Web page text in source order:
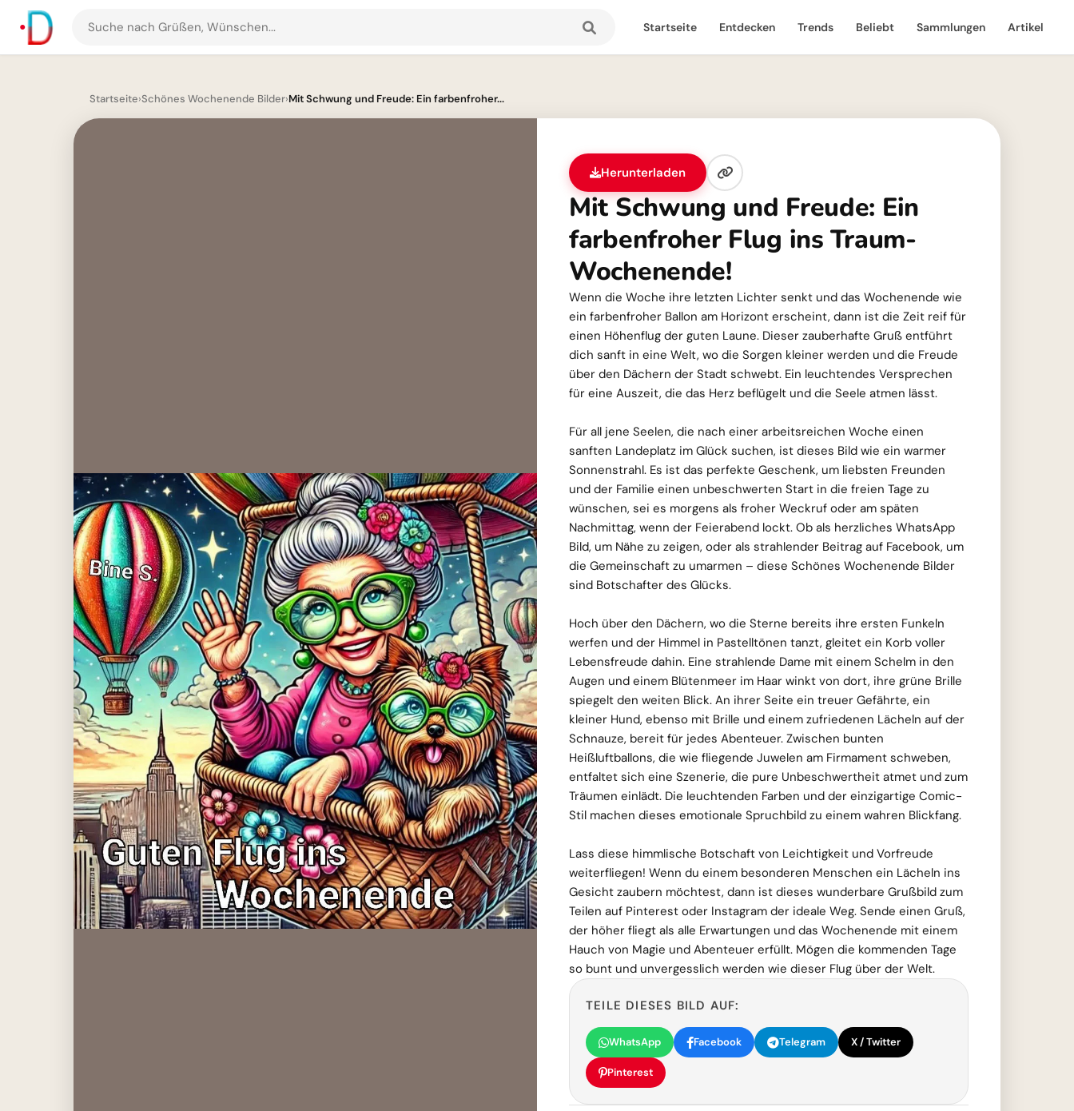
Suche
nach
und
Startseite Entdecken Trends Beliebt Sammlungen Artikel
Startseite›Schönes Wochenende Bilder›Mit Schwung und Freude: Ein farbenfroher...
Herunterladen
Mit Schwung und Freude: Ein
farbenfroher Flug ins Traum-
Wochenende!
Wenn die Woche ihre letzten Lichter senkt und das Wochenende wie
ein farbenfroher Ballon am Horizont erscheint, dann ist die Zeit reif für
einen Höhenflug der guten Laune. Dieser zauberhafte Gruß entführt
dich sanft in eine Welt, wo die Sorgen kleiner werden und die Freude
über den Dächern der Stadt schwebt. Ein leuchtendes Versprechen
für eine Auszeit, die das Herz beflügelt und die Seele atmen lässt.
Für all jene Seelen, die nach einer arbeitsreichen Woche einen
sanften Landeplatz im Glück suchen, ist dieses Bild wie ein warmer
Sonnenstrahl. Es ist das perfekte Geschenk, um liebsten Freunden
und der Familie einen unbeschwerten Start in die freien Tage zu
wünschen, sei es morgens als froher Weckruf oder am späten
Nachmittag, wenn der Feierabend lockt. Ob als herzliches WhatsApp
Bild, um Nähe zu zeigen, oder als strahlender Beitrag auf Facebook, um
die Gemeinschaft zu umarmen – diese Schönes Wochenende Bilder
sind Botschafter des Glücks.
Hoch über den Dächern, wo die Sterne bereits ihre ersten Funkeln
werfen und der Himmel in Pastelltönen tanzt, gleitet ein Korb voller
Lebensfreude dahin. Eine strahlende Dame mit einem Schelm in den
Augen und einem Blütenmeer im Haar winkt von dort, ihre grüne Brille
spiegelt den weiten Blick. An ihrer Seite ein treuer Gefährte, ein
kleiner Hund, ebenso mit Brille und einem zufriedenen Lächeln auf der
Schnauze, bereit für jedes Abenteuer. Zwischen bunten
Heißluftballons, die wie fliegende Juwelen am Firmament schweben,
entfaltet sich eine Szenerie, die pure Unbeschwertheit atmet und zum
Träumen einlädt. Die leuchtenden Farben und der einzigartige Comic-
Stil machen dieses emotionale Spruchbild zu einem wahren Blickfang.
Lass diese himmlische Botschaft von Leichtigkeit und Vorfreude
weiterfliegen! Wenn du einem besonderen Menschen ein Lächeln ins
Gesicht zaubern möchtest, dann ist dieses wunderbare Grußbild zum
Teilen auf Pinterest oder Instagram der ideale Weg. Sende einen Gruß,
der höher fliegt als alle Erwartungen und das Wochenende mit einem
Hauch von Magie und Abenteuer erfüllt. Mögen die kommenden Tage
so bunt und unvergesslich werden wie dieser Flug über der Welt.
TEILE DIESES BILD AUF:
WhatsApp Facebook Telegram X / Twitter
Pinterest